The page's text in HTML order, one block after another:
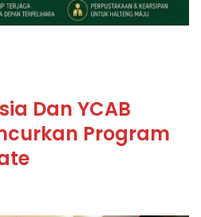
Dan YCAB
Program